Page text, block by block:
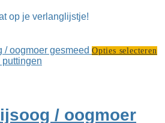
tot
op je verlanglijstje!
Opties selecteren
puttingen
/ oogmoer